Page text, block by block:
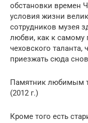
обстановки времен
условия жизни
сотрудников музея
любви, как к самому
чеховского таланта,
приезжать сюда
Памятник любимым
(2012 г.)
Кроме того есть